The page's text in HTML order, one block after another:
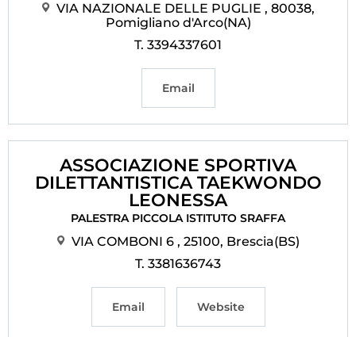
VIA NAZIONALE DELLE PUGLIE , 80038,
Pomigliano d'Arco(NA)
T. 3394337601
Email
ASSOCIAZIONE SPORTIVA
DILETTANTISTICA TAEKWONDO
LEONESSA
PALESTRA PICCOLA ISTITUTO SRAFFA
VIA COMBONI 6 , 25100, Brescia(BS)
T. 3381636743
Email Website